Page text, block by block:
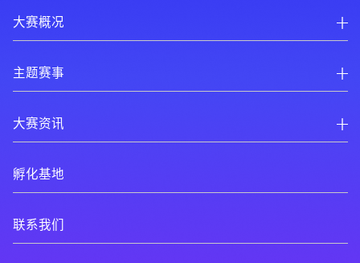
大赛概况
主题赛事
大赛资讯
孵化基地
联系我们